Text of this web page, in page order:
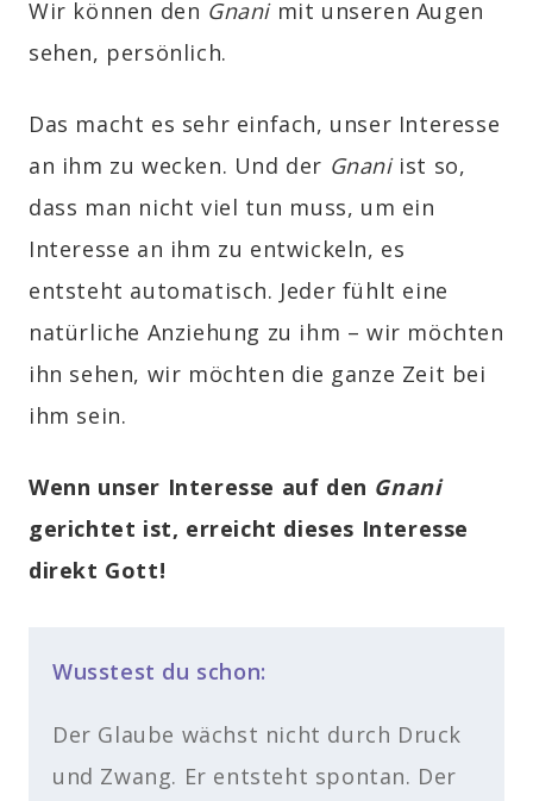
Wir können den Gnanimit unseren Augen
sehen, persönlich.
Das macht es sehr einfach, unser Interesse
an ihm zu wecken. Und der Gnaniist so,
dass man nicht viel tun muss, um ein
Interesse an ihm zu entwickeln, es
entsteht automatisch. Jeder fühlt eine
natürliche Anziehung zu ihm – wir möchten
ihn sehen, wir möchten die ganze Zeit bei
ihm sein.
Wenn unser Interesse auf den Gnani
gerichtet ist, erreicht dieses Interesse
direkt Gott!
Wusstest du schon:
Der Glaube wächst nicht durch Druck
und Zwang. Er entsteht spontan. Der